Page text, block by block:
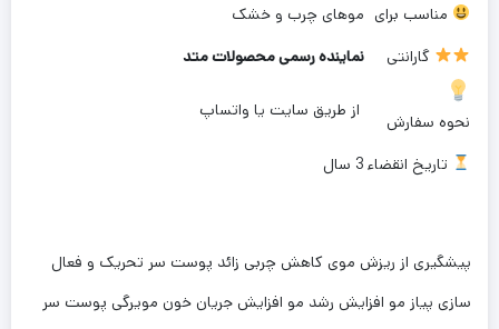
مناسب برای موهای چرب و خشک
گارانتی
نماینده رسمی محصولات متد
نحوه سفارش
از طریق سایت یا واتساپ
تاریخ انقضاء 3 سال
پیشگیری از ریزش موی کاهش چربی زائد پوست سر تحریک و فعال
سازی پیاز مو افزایش رشد مو افزایش جریان خون مویرگی پوست سر